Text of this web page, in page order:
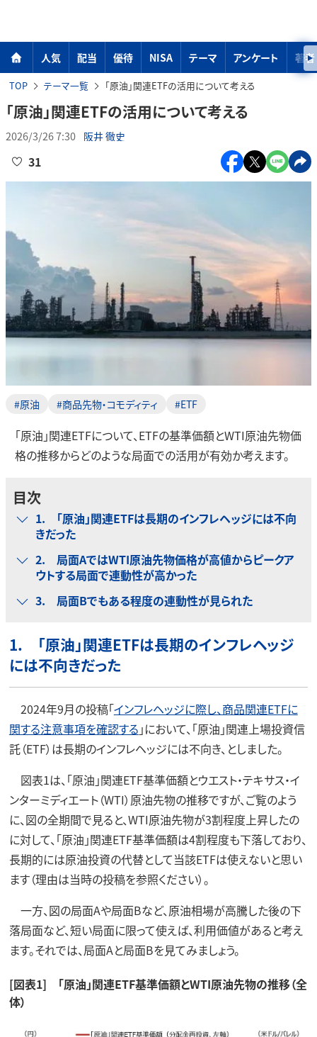
人気 配当 優待 NISA テーマ アンケート 著者
TOP テーマ一覧 「原油」関連ETFの活用について考える
「原油」関連ETFの活用について考える
2026/3/26 7:30 阪井 徹史
31
#原油 #商品先物・コモディティ #ETF
「原油」関連ETFについて、ETFの基準価額とWTI原油先物価
格の推移からどのような局面での活用が有効か考えます。
目次
1. 「原油」関連ETFは長期のインフレヘッジには不向
きだった
2. 局面AではWTI原油先物価格が高値からピークア
ウトする局面で連動性が高かった
3. 局面Bでもある程度の連動性が見られた
1. 「原油」関連ETFは長期のインフレヘッジ
には不向きだった
2024年9月の投稿「インフレヘッジに際し、商品関連ETFに
関する注意事項を確認する 」において、「原油」関連上場投資信
託（ETF）は長期のインフレヘッジには不向き、としました。
図表1は、「原油」関連ETF基準価額とウエスト・テキサス・イ
ンターミディエート（WTI）原油先物の推移ですが、ご覧のよう
に、図の全期間で見ると、WTI原油先物が3割程度上昇したの
に対して、「原油」関連ETF基準価額は4割程度も下落しており、
長期的には原油投資の代替として当該ETFは使えないと思い
ます（理由は当時の投稿を参照ください）。
一方、図の局面Aや局面Bなど、原油相場が高騰した後の下
落局面など、短い局面に限って使えば、利用価値があると考え
ます。それでは、局面Aと局面Bを見てみましょう。
[図表1] 「原油」関連ETF基準価額とWTI原油先物の推移（全
体）